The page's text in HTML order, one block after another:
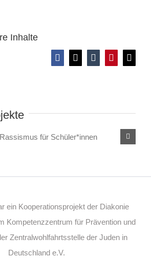
Inhalte
Facebook
X TumblrPinterest
E-
Rassismus für
Schüler*innen
ein Kooperationsprojekt der Diakonie
Kompetenzzentrum für Prävention und
Zentralwohlfahrtsstelle der Juden in
Deutschland e.V.